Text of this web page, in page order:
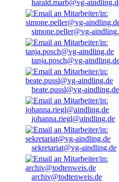
harald.marb@vg-
simone.peller@vg-
tanja.posch@vg-
beate.pussl@vg-aindling.de
johanna.riegl@aindling.de
sekretariat@vg-aindling.de
archiv@todtenweis.de